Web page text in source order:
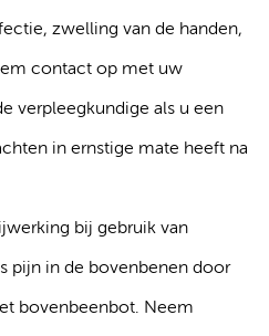
zwelling van de handen,
contact op met uw
verpleegkundige als u een
in ernstige mate heeft na
bij gebruik van
pijn in de bovenbenen door
bovenbeenbot. Neem